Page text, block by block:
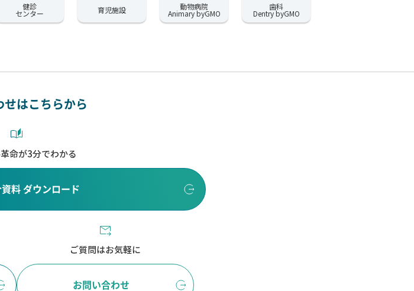
健診
センター 育児施設 動物病院
Animary byGMO
歯科
Dentry byGMO
せはこちらから
命が3分でわかる
料 ダウンロード
ご質問はお気軽に
お問い合わせ